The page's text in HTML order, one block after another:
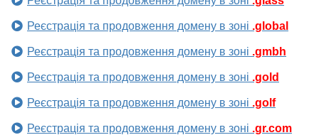
Реєстрація та продовження домену в зоні .global
Реєстрація та продовження домену в зоні .gmbh
Реєстрація та продовження домену в зоні .gold
Реєстрація та продовження домену в зоні .golf
Реєстрація та продовження домену в зоні .gr.com